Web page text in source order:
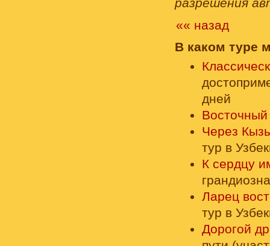
«« назад
В каком туре
дней
Через
тур в
К сердцу
Ларец
тур в
Дорогой